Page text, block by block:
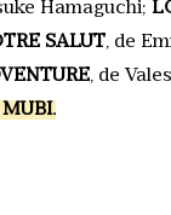
Hamaguchi;
SALUT, de
, de